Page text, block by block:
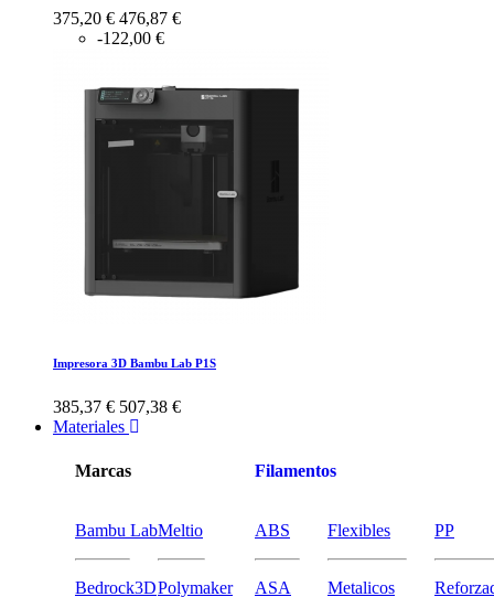
375,20 € 476,87 €
-122,00 €
Impresora 3D Bambu Lab P1S
385,37 € 507,38 €
Materiales
Marcas
Bambu Lab
Bedrock3D
Meltio
Polymaker
Filamentos
ABS
ASA
Flexibles
Metalicos
PP